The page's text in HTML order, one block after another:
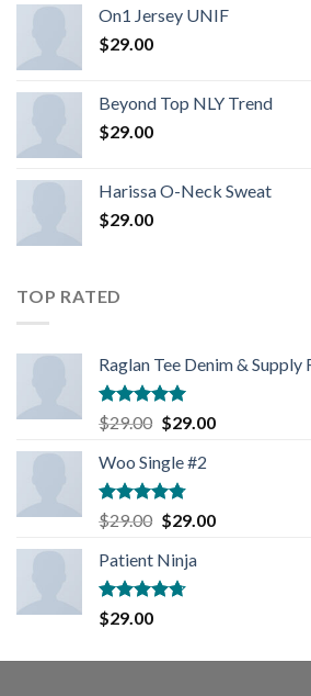
On1 Jersey UNIF
$29.00
Beyond Top NLY Trend
$29.00
Harissa O-Neck Sweat
$29.00
TOP RATED
Raglan Tee Denim & Supply
Rated5.00
out of 5
$29.00 $29.00
Woo Single #2
Rated4.75
out of 5
$29.00 $29.00
Patient Ninja
Rated4.67
out of 5
$29.00